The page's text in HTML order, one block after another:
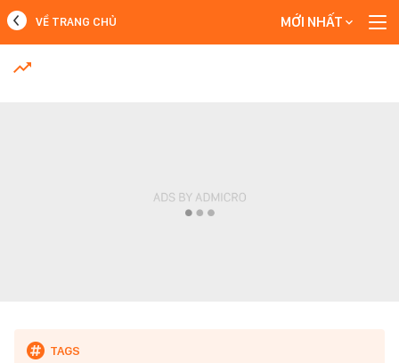
MỚI NHẤT
VỀ TRANG CHỦ MỚI NHẤT